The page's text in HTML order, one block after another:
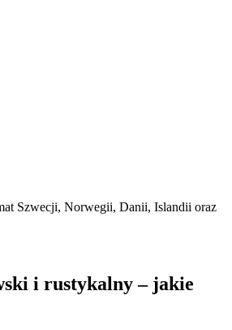
Szwecji, Norwegii, Danii, Islandii oraz
i rustykalny – jakie